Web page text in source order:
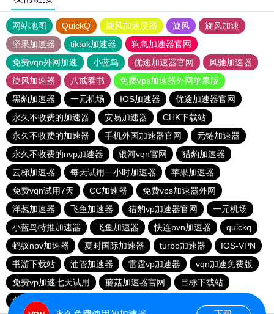
网站地图 QuickQ 旋风加速度器 旋风
旋风加速
坚果加速器
tiktok加速器
狗急加速器官网
免费vqn外网加速
小蓝鸟 优途加速器官网
风驰加速器
旋风加速器
八戒看书
免费vps加速器外网苹果版
黑豹加速器
一元机场 IOS加速器
优途加速器官网
永久不收费的加速器
安易加速器
CHK下载站
永久不收费的加速器
手机外国加速器官网
元链加速器
永久不收费的nvp加速器
银河vqn官网
猎豹加速器
云梯加速器
每天试用一小时加速器
苹果加速器
免费vqn试用7天
CC加速器
免费vps加速器外网
洋葱加速器
飞鱼加速器 猎豹vp加速器官网
一元机场
小蓝鸟特推加速器
飞鱼加速器 快连pvn加速器
quickq
蚂蚁npv加速器
夏时国际加速器 turbo加速器
IOS-VPN
书游下载站
油管加速器 雷霆vp加速器
vqn加速免费版
免费vp加速七天试用
蘑菇加速器官网
目标下载站
免费vp试用24小时